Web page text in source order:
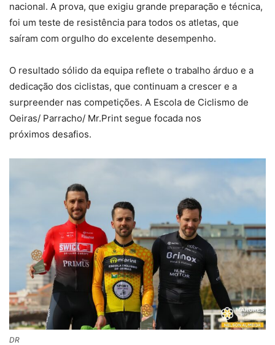
nacional. A prova, que exigiu grande preparação e técnica,
foi um teste de resistência para todos os atletas, que
saíram com orgulho do excelente desempenho.
O resultado sólido da equipa reflete o trabalho árduo e a
dedicação dos ciclistas, que continuam a crescer e a
surpreender nas competições. A Escola de Ciclismo de
Oeiras/ Parracho/ Mr.Print segue focada nos
próximos desafios.
DR